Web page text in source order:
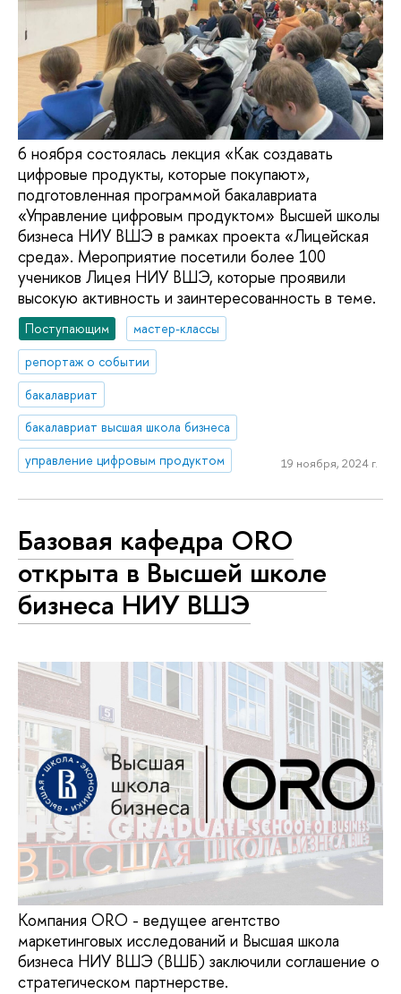
6 ноября состоялась лекция «Как создавать
цифровые продукты, которые покупают»,
подготовленная программой бакалавриата
«Управление цифровым продуктом» Высшей школы
бизнеса НИУ ВШЭ в рамках проекта «Лицейская
среда». Мероприятие посетили более 100
учеников Лицея НИУ ВШЭ, которые проявили
высокую активность и заинтересованность в теме.
Поступающим
мастер-классы
репортаж о событии
бакалавриат
бакалавриат высшая школа бизнеса
управление цифровым продуктом
19 ноября, 2024 г.
Базовая кафедра ORO
открыта в Высшей школе
бизнеса НИУ ВШЭ
Компания ORO - ведущее агентство
маркетинговых исследований и Высшая школа
бизнеса НИУ ВШЭ (ВШБ) заключили соглашение о
стратегическом партнерстве.